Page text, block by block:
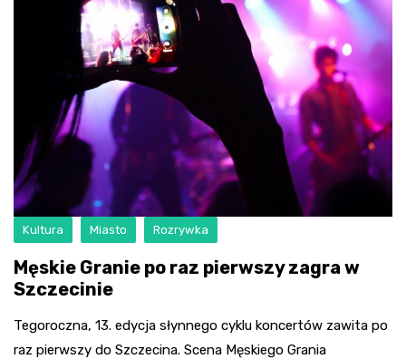
Kultura Miasto Rozrywka
Męskie Granie po raz pierwszy zagra w
Szczecinie
Tegoroczna, 13. edycja słynnego cyklu koncertów zawita po
raz pierwszy do Szczecina. Scena Męskiego Grania